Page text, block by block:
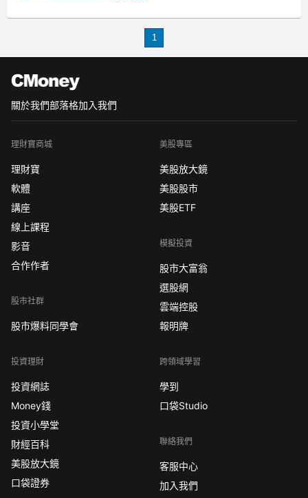
有代購ikea的 在山外 Fb承鴻什麼的⋯
1
關於我們部落格加入我們
理財寶商城
理財寶
軟體
講座
線上課程
影音
合作作者
股市社群
股市爆料同學會
投資理財
投資網誌
Money錢
投資小學堂
財經百科
美股放大鏡
口袋證券
美股專區
美股放大鏡
美股股市
美股ETF
模擬投資
股市大富翁
選股網
雲端控股
報明牌
跨領域學習
學到
口袋Studio
聯絡我們
客服中心
加入我們